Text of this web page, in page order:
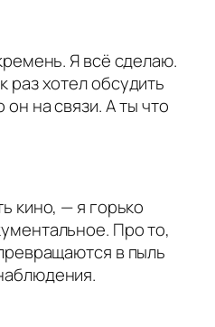
Я всё сделаю.
раз хотел обсудить
на связи. А ты что
кино, — я горько
Про то,
в пыль